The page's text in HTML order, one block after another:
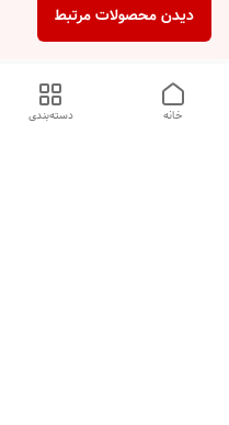
دیدن محصولات مرتبط
دسته‌بندی خانه